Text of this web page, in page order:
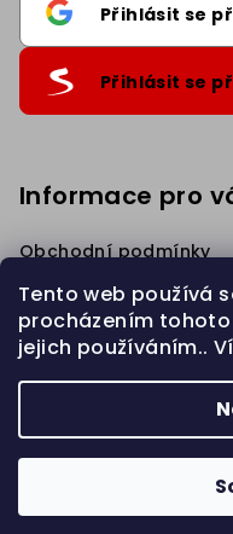
Tento web používá
procházením
jejich používáním..
Přihlásit se
Přihlásit se
Informace pro
Obchodní podmínky
Podmínky ochrany
Věrnostní Sleva
Napište nám
Sleva
Přihlaste
a